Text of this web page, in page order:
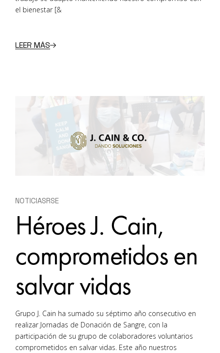
el bienestar [&
LEER MÁS
NOTICIASRSE
Héroes J. Cain,
comprometidos en
salvar vidas
Grupo J. Cain ha sumado su séptimo año consecutivo en
realizar Jornadas de Donación de Sangre, con la
participación de su grupo de colaboradores voluntarios
comprometidos en salvar vidas. Este año nuestros